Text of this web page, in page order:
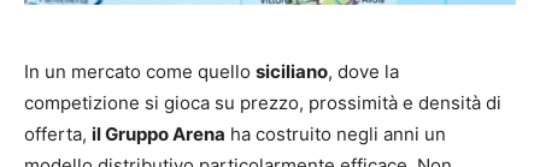
In un mercato come quello siciliano, dove la
competizione si gioca su prezzo, prossimità e densità di
offerta, il Gruppo Arena ha costruito negli anni un